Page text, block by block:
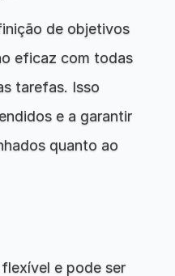
de objetivos
eficaz com todas
tarefas. Isso
e a garantir
quanto ao
e pode ser